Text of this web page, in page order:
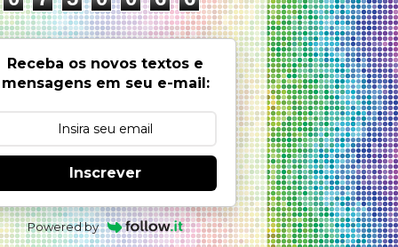
Receba os novos textos e
mensagens em seu e-mail:
Inscrever
Powered by